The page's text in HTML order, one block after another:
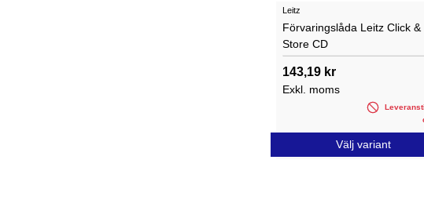
Leitz
Förvaringslåda Leitz Click &
Store CD
143,19 kr
Exkl. moms
Välj variant